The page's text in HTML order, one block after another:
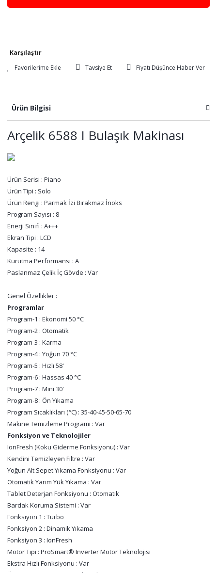
Karşılaştır
Tavsiye Et
Fiyatı Düşünce Haber Ver
Ürün Bilgisi
Arçelik 6588 I Bulaşık Makinası
Ürün Serisi : Piano
Ürün Tipi : Solo
Ürün Rengi : Parmak İzi Bırakmaz İnoks
Program Sayısı : 8
Enerji Sınıfı : A+++
Ekran Tipi : LCD
Kapasite : 14
Kurutma Performansı : A
Paslanmaz Çelik İç Gövde : Var
Genel Özellikler :
Programlar
Program-1 : Ekonomi 50 °C
Program-2 : Otomatik
Program-3 : Karma
Program-4 : Yoğun 70 °C
Program-5 : Hızlı 58'
Program-6 : Hassas 40 °C
Program-7 : Mini 30'
Program-8 : Ön Yıkama
Program Sıcaklıkları (°C) : 35-40-45-50-65-70
Makine Temizleme Programı : Var
Fonksiyon ve Teknolojiler
IonFresh (Koku Giderme Fonksiyonu) : Var
Kendini Temizleyen Filtre : Var
Yoğun Alt Sepet Yıkama Fonksiyonu : Var
Otomatik Yarım Yük Yıkama : Var
Tablet Deterjan Fonksiyonu : Otomatik
Bardak Koruma Sistemi : Var
Fonksiyon 1 : Turbo
Fonksiyon 2 : Dinamik Yıkama
Fonksiyon 3 : IonFresh
Motor Tipi : ProSmart® Inverter Motor Teknolojisi
Ekstra Hızlı Fonksiyonu : Var